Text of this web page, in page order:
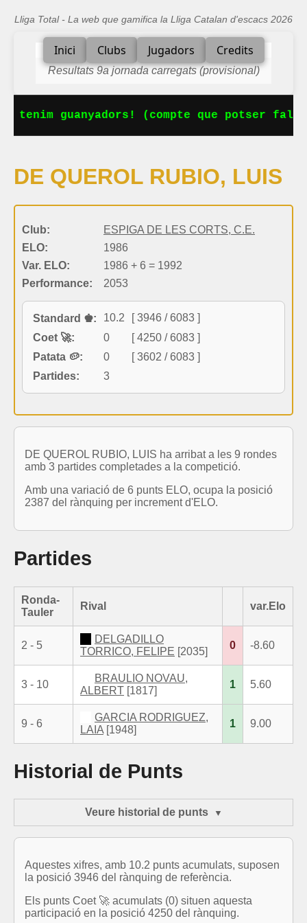
Lliga Total - La web que gamifica la Lliga Catalan d'escacs 2026
Inici Clubs Jugadors Credits
Resultats 9a jornada carregats (provisional)
tenim guanyadors! (compte que potser
DE QUEROL RUBIO, LUIS
Club:
ESPIGA DE LES CORTS, C.E.
ELO:
1986
Var. ELO:
1986 + 6 = 1992
Performance:
2053
Standard ♚: 10.2
[ 3946 / 6083 ]
Coet 🚀:
0
[ 4250 / 6083 ]
Patata 🥔:
0
[ 3602 / 6083 ]
Partides:
3
DE QUEROL RUBIO, LUIS ha arribat a les 9 rondes
amb 3 partides completades a la competició.
Amb una variació de 6 punts ELO, ocupa la posició
2387 del rànquing per increment d'ELO.
Partides
Ronda-
Tauler
Rival var.Elo
2 - 5
DELGADILLO
TORRICO, FELIPE [2035]
0 -8.60
3 - 10
BRAULIO NOVAU,
ALBERT [1817]
1 5.60
9 - 6
GARCIA RODRIGUEZ,
LAIA [1948]
1 9.00
Historial de Punts
Veure historial de punts
Aquestes xifres, amb 10.2 punts acumulats, suposen
la posició 3946 del rànquing de referència.
Els punts Coet 🚀 acumulats (0) situen aquesta
participació en la posició 4250 del rànquing.